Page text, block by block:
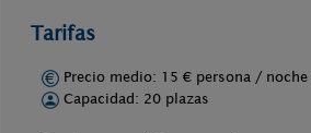
Tarifas
Precio medio: 15 € persona /
Capacidad: 20 plazas